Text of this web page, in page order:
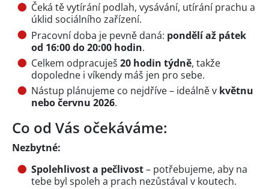
Čeká tě vytírání podlah, vysávání, utírání prachu a
úklid sociálního zařízení.
Pracovní doba je pevně daná: pondělí až pátek
od 16:00 do 20:00 hodin.
Celkem odpracuješ 20 hodin týdně, takže
dopoledne i víkendy máš jen pro sebe.
Nástup plánujeme co nejdříve – ideálně v květnu
nebo červnu 2026.
Co od Vás očekáváme:
Nezbytné:
Spolehlivost a pečlivost– potřebujeme, aby na
tebe byl spoleh a prach nezůstával v koutech.